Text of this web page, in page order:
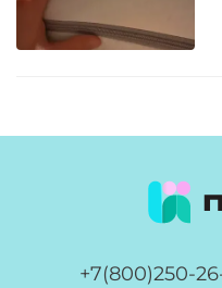
+7(800)250-